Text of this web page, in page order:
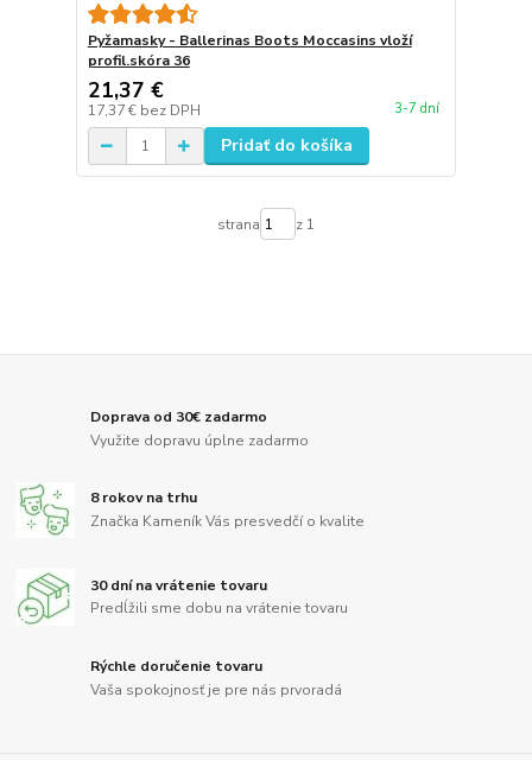
Pyžamasky - Ballerinas Boots Moccasins vloží
profil.skóra 36
21,37 €
17,37 € bez DPH 3-7 dní
Pridať do košíka
strana z 1
Doprava od 30€ zadarmo
Využite dopravu úplne zadarmo
8 rokov na trhu
Značka Kameník Vás presvedčí o kvalite
30 dní na vrátenie tovaru
Predĺžili sme dobu na vrátenie tovaru
Rýchle doručenie tovaru
Vaša spokojnosť je pre nás prvoradá